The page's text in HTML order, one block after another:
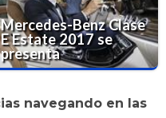
Mercedes-Benz Clase
E Estate 2017 se
presenta
navegando en las